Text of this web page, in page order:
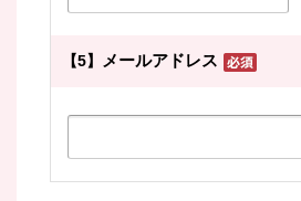
【5】 メールアドレス